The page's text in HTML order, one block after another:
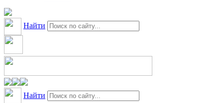
Найти
Найти